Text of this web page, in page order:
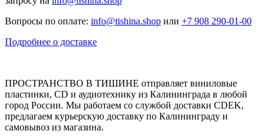
Вопросы по оплате: info@tishina.shop или +7 908 290-01-00
Подробнее о доставке
ПРОСТРАНСТВО В ТИШИНЕ отправляет виниловые
пластинки, CD и аудиотехнику из Калининграда в любой
город России. Мы работаем со службой доставки CDEK,
предлагаем курьерскую доставку по Калининграду и
самовывоз из магазина.